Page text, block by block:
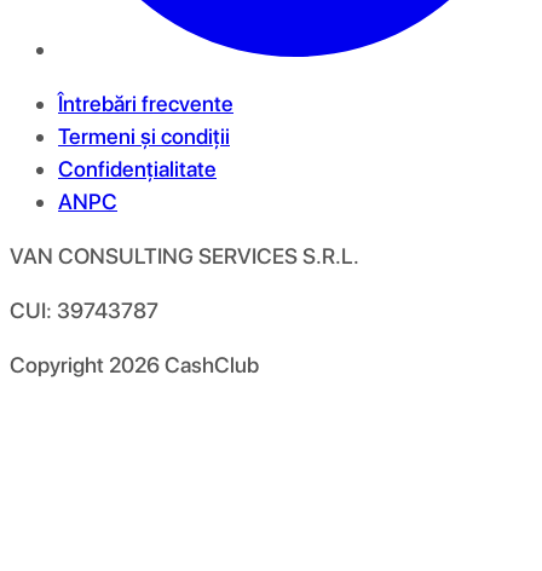
Întrebări frecvente
Termeni și condiții
Confidențialitate
ANPC
VAN CONSULTING SERVICES S.R.L.
CUI: 39743787
Copyright 2026CashClub